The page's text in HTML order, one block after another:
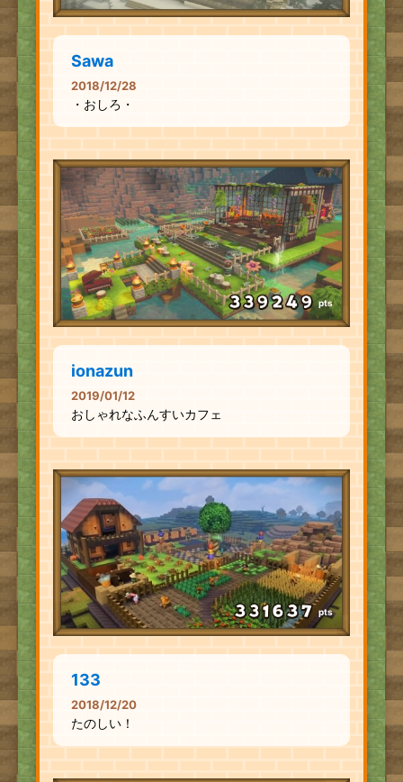
Sawa
2018/12/28
・おしろ・
pts
ionazun
2019/01/12
おしゃれなふんすいカフェ
pts
133
2018/12/20
たのしい！